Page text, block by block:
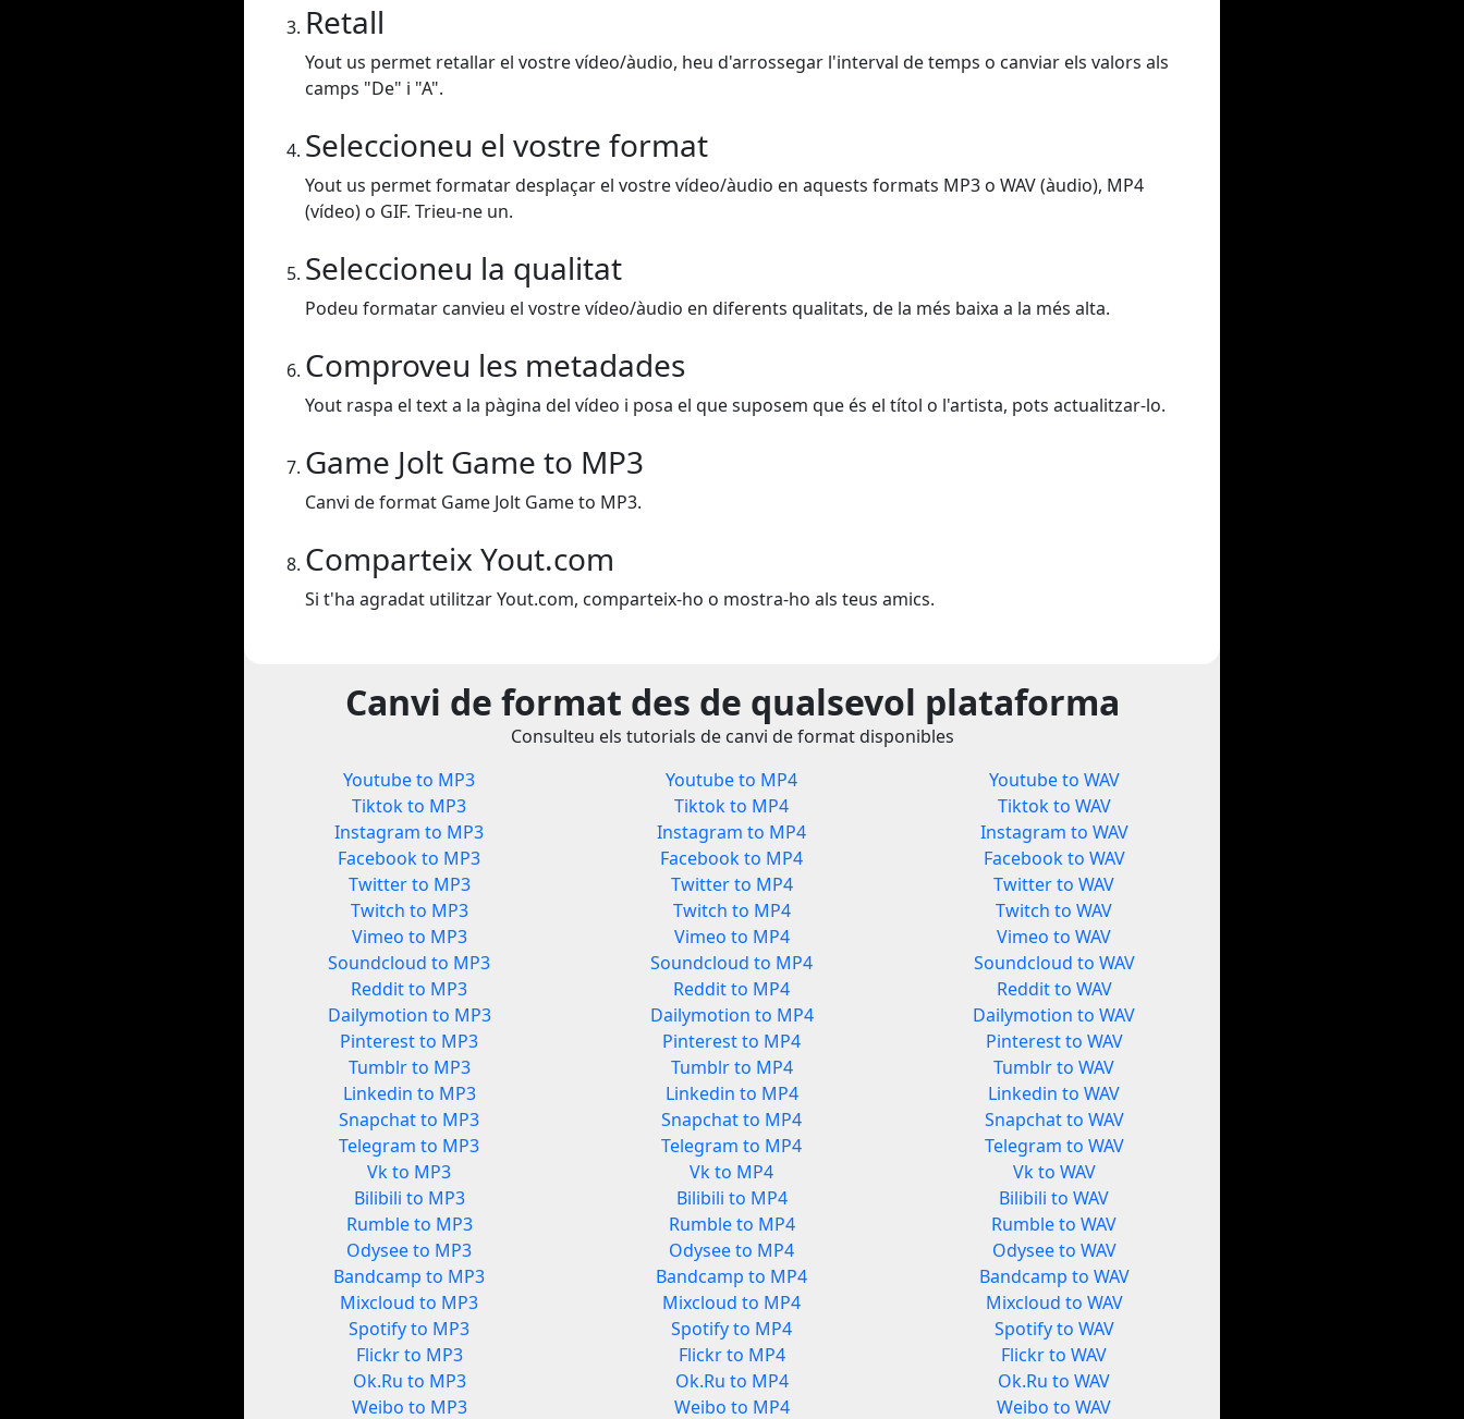
Retall
Yout us permet retallar el vostre vídeo/àudio, heu d'arrossegar l'interval de temps o canviar els valors als
camps "De" i "A".
Seleccioneu el vostre format
Yout us permet formatar desplaçar el vostre vídeo/àudio en aquests formats MP3 o WAV (àudio), MP4
(vídeo) o GIF. Trieu-ne un.
Seleccioneu la qualitat
Podeu formatar canvieu el vostre vídeo/àudio en diferents qualitats, de la més baixa a la més alta.
Comproveu les metadades
Yout raspa el text a la pàgina del vídeo i posa el que suposem que és el títol o l'artista, pots actualitzar-lo.
Game Jolt Game to MP3
Canvi de format Game Jolt Game to MP3.
Comparteix Yout.com
Si t'ha agradat utilitzar Yout.com, comparteix-ho o mostra-ho als teus amics.
Canvi de format des de qualsevol plataforma
Consulteu els tutorials de canvi de format disponibles
Youtube to MP3
Tiktok to MP3
Instagram to MP3
Facebook to MP3
Twitter to MP3
Twitch to MP3
Vimeo to MP3
Soundcloud to MP3
Reddit to MP3
Dailymotion to MP3
Pinterest to MP3
Tumblr to MP3
Linkedin to MP3
Snapchat to MP3
Telegram to MP3
Vk to MP3
Bilibili to MP3
Rumble to MP3
Odysee to MP3
Bandcamp to MP3
Mixcloud to MP3
Spotify to MP3
Flickr to MP3
Ok.Ru to MP3
Weibo to MP3
Youtube to MP4
Tiktok to MP4
Instagram to MP4
Facebook to MP4
Twitter to MP4
Twitch to MP4
Vimeo to MP4
Soundcloud to MP4
Reddit to MP4
Dailymotion to MP4
Pinterest to MP4
Tumblr to MP4
Linkedin to MP4
Snapchat to MP4
Telegram to MP4
Vk to MP4
Bilibili to MP4
Rumble to MP4
Odysee to MP4
Bandcamp to MP4
Mixcloud to MP4
Spotify to MP4
Flickr to MP4
Ok.Ru to MP4
Weibo to MP4
Youtube to WAV
Tiktok to WAV
Instagram to WAV
Facebook to WAV
Twitter to WAV
Twitch to WAV
Vimeo to WAV
Soundcloud to WAV
Reddit to WAV
Dailymotion to WAV
Pinterest to WAV
Tumblr to WAV
Linkedin to WAV
Snapchat to WAV
Telegram to WAV
Vk to WAV
Bilibili to WAV
Rumble to WAV
Odysee to WAV
Bandcamp to WAV
Mixcloud to WAV
Spotify to WAV
Flickr to WAV
Ok.Ru to WAV
Weibo to WAV